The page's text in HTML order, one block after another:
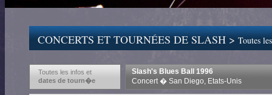
CONCERTS ET TOURNÉES DE SLASH >Toutes
Toutes les infos et
dates de tourn�e
Slash's Blues Ball 1996
Concert � San Diego, Etats-Unis